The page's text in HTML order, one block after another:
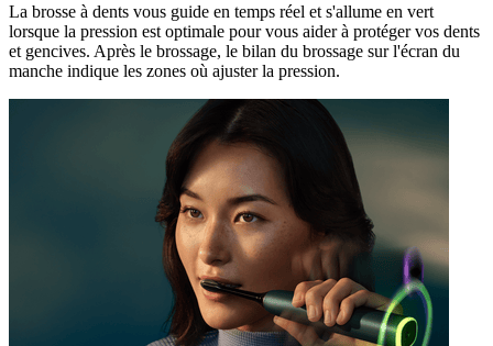
La brosse à dents vous guide en temps réel et s'allume en vert
lorsque la pression est optimale pour vous aider à protéger vos dents
et gencives. Après le brossage, le bilan du brossage sur l'écran du
manche indique les zones où ajuster la pression.